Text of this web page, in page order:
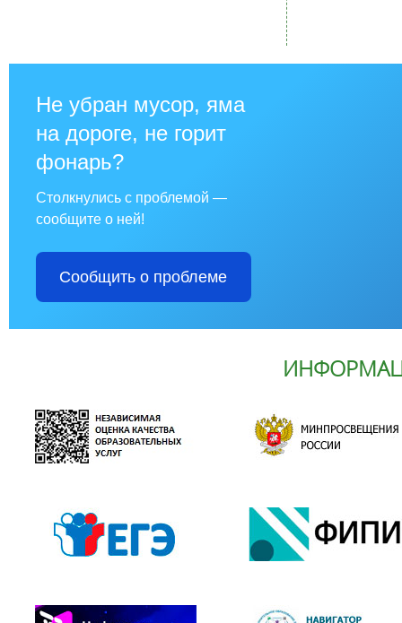
Не убран мусор, яма
на дороге, не горит
фонарь?
Столкнулись с проблемой —
сообщите о ней!
Сообщить о проблеме